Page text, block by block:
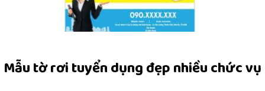
Mẫu tờ rơi tuyển dụng đẹp nhiều chức vụ